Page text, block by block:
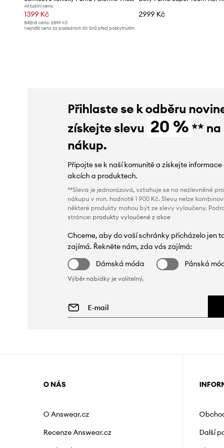
Aktuální cena:
1399 Kč
Běžná cena: 2899 Kč
Nejnižší cena za posledních 30 dnů před poskytnutím
2999 Kč
Přihlaste se k odběru
získejte slevu 20 % ** na
nákup.
Připojte se k naší komunitě a získejte
akcích a produktech.
**Sleva je jednorázová, vztahuje se na nezlevněné
nákupu v min. hodnotě 1 900 Kč. Slevu nelze
některé produkty mohou být ze slevy vyloučeny.
stránce: produkty vyloučené z akce
Chceme, aby do vaší schránky přicházelo jen
zajímá. Řekněte nám, zda vás zajímá:
Dámská móda
Pánská
Výběr nabídky je volitelný.
O NÁS
O Answear.cz
Recenze Answear.cz
Další